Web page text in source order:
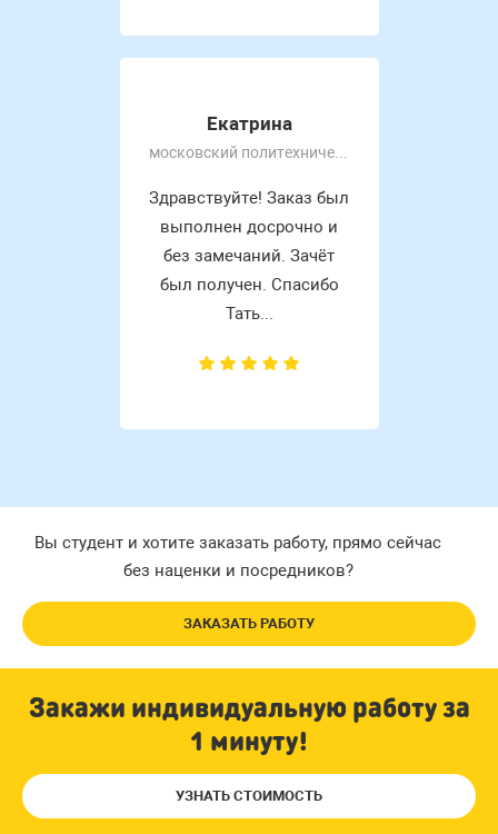
Екатрина
московский политехнический университет
Здравствуйте! Заказ был
выполнен досрочно и
без замечаний. Зачёт
был получен. Спасибо
Тать...
Вы студент и хотите заказать работу, прямо сейчас
без наценки и посредников?
ЗАКАЗАТЬ РАБОТУ
Закажи индивидуальную работу за
1 минуту!
УЗНАТЬ СТОИМОСТЬ